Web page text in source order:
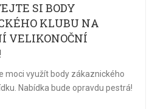
SI BODY
KLUBU NA
VELIKONOČNÍ
moci využít body zákaznického
Nabídka bude opravdu pestrá!